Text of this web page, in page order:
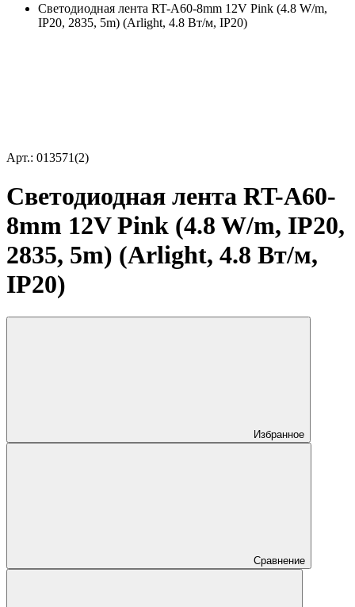
Светодиодная лента RT-A60-8mm 12V Pink (4.8 W/m,
IP20, 2835, 5m) (Arlight, 4.8 Вт/м, IP20)
Арт.: 013571(2)
Светодиодная лента RT-A60-
8mm 12V Pink (4.8 W/m, IP20,
2835, 5m) (Arlight, 4.8 Вт/м,
IP20)
Избранное
Сравнение